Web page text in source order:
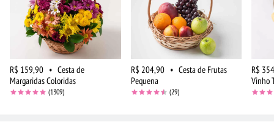
R$ 159,90 • Cesta de
Margaridas Coloridas
(1309)
R$ 204,90 • Cesta de Frutas
Pequena
(29)
R$
Vinho